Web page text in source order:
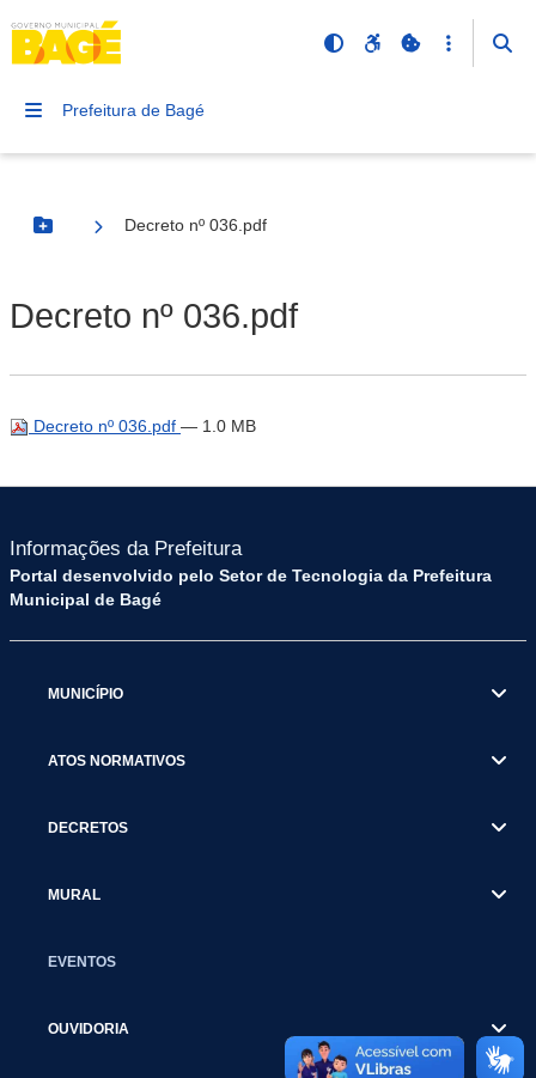
Prefeitura de Bagé
Botão Menu
Decreto nº 036.pdf
Decreto nº 036.pdf
Decreto nº 036.pdf — 1.0 MB
Informações da Prefeitura
Portal desenvolvido pelo Setor de Tecnologia da Prefeitura
Municipal de Bagé
MUNICÍPIO
ATOS NORMATIVOS
DECRETOS
MURAL
EVENTOS
OUVIDORIA